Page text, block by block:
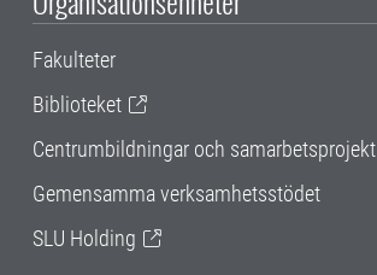
Fakulteter
Biblioteket
Centrumbildningar och samarbetsprojekt
Gemensamma verksamhetsstödet
SLU Holding